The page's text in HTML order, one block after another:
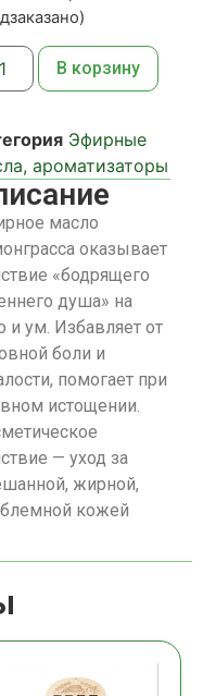
В корзину
Эфирные
ароматизаторы
масло
оказывает
«бодрящего
душа» на
и ум. Избавляет от
боли и
помогает при
истощении.
— уход за
жирной,
кожей